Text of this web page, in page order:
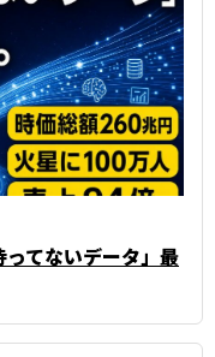
てないデータ」最